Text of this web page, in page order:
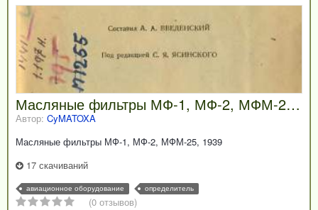
Масляные фильтры МФ-1, МФ-2, МФМ-25, 1939
Автор: CyMATOXA
Масляные фильтры МФ-1, МФ-2, МФМ-25, 1939
17 скачиваний
авиационное оборудование определитель
(0 отзывов)